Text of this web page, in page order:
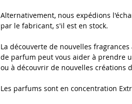
Alternativement, nous expédions
par le fabricant, s'il est en stock.
La découverte de nouvelles
de parfum peut vous aider à prendre
ou à découvrir de nouvelles créations
Les parfums sont en concentration